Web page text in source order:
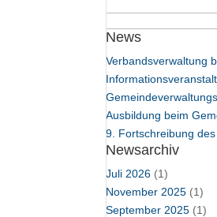
nach:
News
Verbandsverwaltung
Ausbildung beim
9. Fortschreibung
Newsarchiv
Juli 2026 (1)
November 2025 (1)
September 2025 (1)